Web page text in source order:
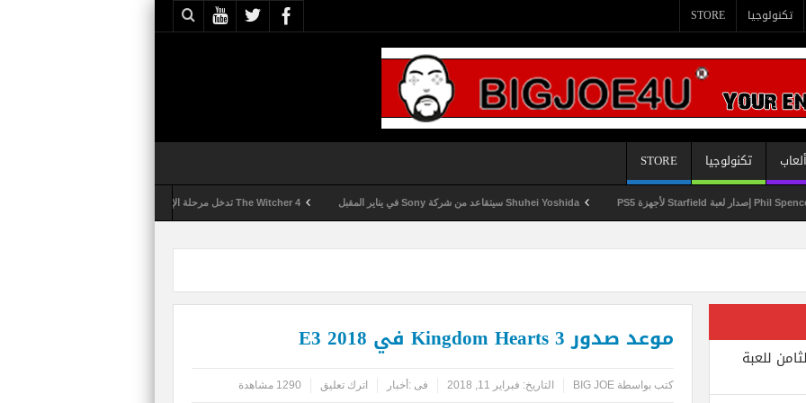
تكنولوجيا STORE
ألعاب تكنولوجيا
STORE
Shuhei Yoshida سيتقاعد من شركة Sony في يناير المقبل The Witcher 4 تدخل مرحلة الإنتاج الكامل
موعد صدور Kingdom Hearts 3 في E3 2018
كتب بواسطة BIG JOE التاريخ: فبراير 11, 2018 فى : أخبار اترك تعليق 1290 مشاهدة
للعبة